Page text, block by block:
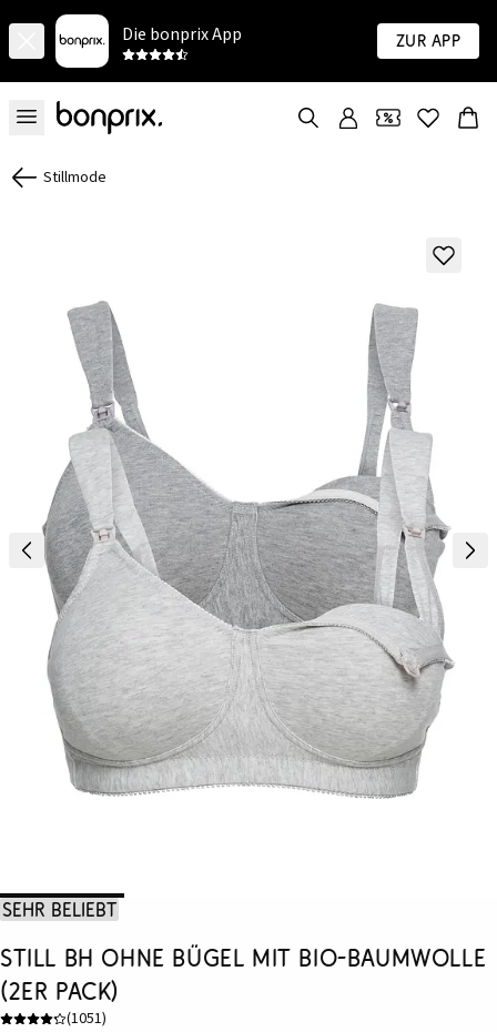
Die bonprix App Zur App
Stillmode
Sehr beliebt
Still BH ohne Bügel mit Bio-Baumwolle
(2er Pack)
(1051)